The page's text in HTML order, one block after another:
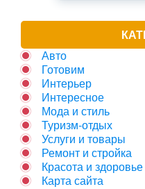
Авто
Готовим
Интерьер
Интересное
Мода и стиль
Туризм-отдых
Услуги и товары
Ремонт и стройка
Красота и здоровье
Карта сайта